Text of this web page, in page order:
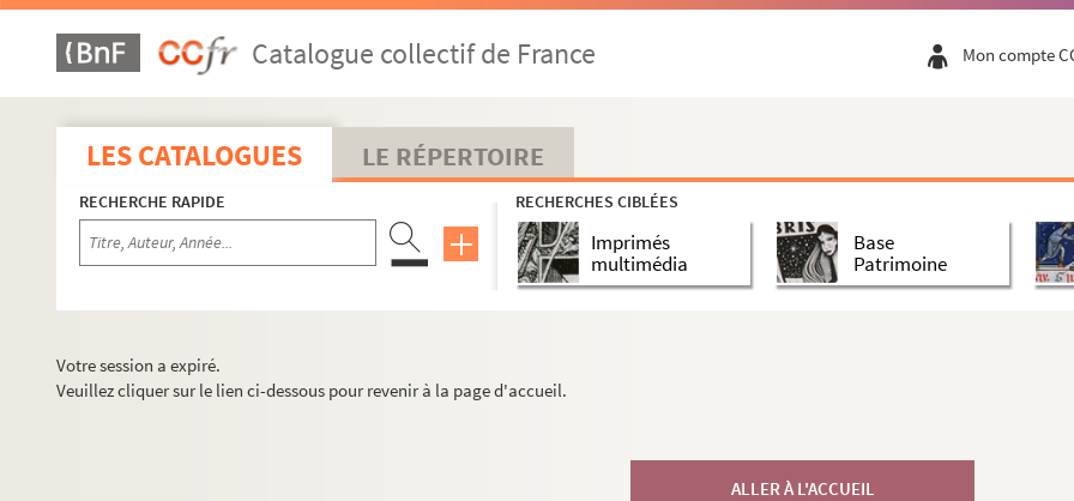
Catalogue collectif de France Mon compte
LES CATALOGUES LE RÉPERTOIRE
RECHERCHE RAPIDE RECHERCHES CIBLÉES
Imprimés
multimédia
Base
Patrimoine
Votre session a expiré.
Veuillez cliquer sur le lien ci-dessous pour revenir à la page d'accueil.
ALLER À L'ACCUEIL